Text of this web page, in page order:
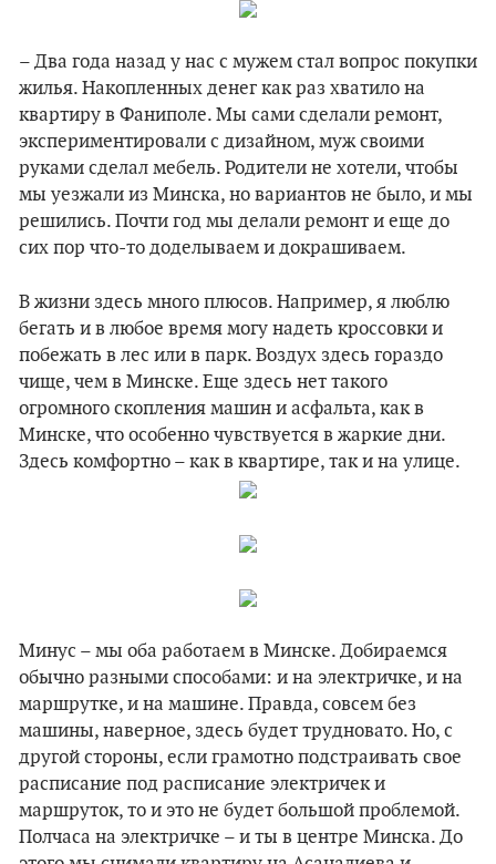
– Два года назад у нас с мужем стал вопрос покупки
жилья. Накопленных денег как раз хватило на
квартиру в Фаниполе. Мы сами сделали ремонт,
экспериментировали с дизайном, муж своими
руками сделал мебель. Родители не хотели, чтобы
мы уезжали из Минска, но вариантов не было, и мы
решились. Почти год мы делали ремонт и еще до
сих пор что-то доделываем и докрашиваем.
В жизни здесь много плюсов. Например, я люблю
бегать и в любое время могу надеть кроссовки и
побежать в лес или в парк. Воздух здесь гораздо
чище, чем в Минске. Еще здесь нет такого
огромного скопления машин и асфальта, как в
Минске, что особенно чувствуется в жаркие дни.
Здесь комфортно – как в квартире, так и на улице.
Минус – мы оба работаем в Минске. Добираемся
обычно разными способами: и на электричке, и на
маршрутке, и на машине. Правда, совсем без
машины, наверное, здесь будет трудновато. Но, с
другой стороны, если грамотно подстраивать свое
расписание под расписание электричек и
маршруток, то и это не будет большой проблемой.
Полчаса на электричке – и ты в центре Минска. До